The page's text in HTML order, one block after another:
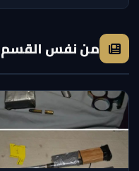
من نفس القسم